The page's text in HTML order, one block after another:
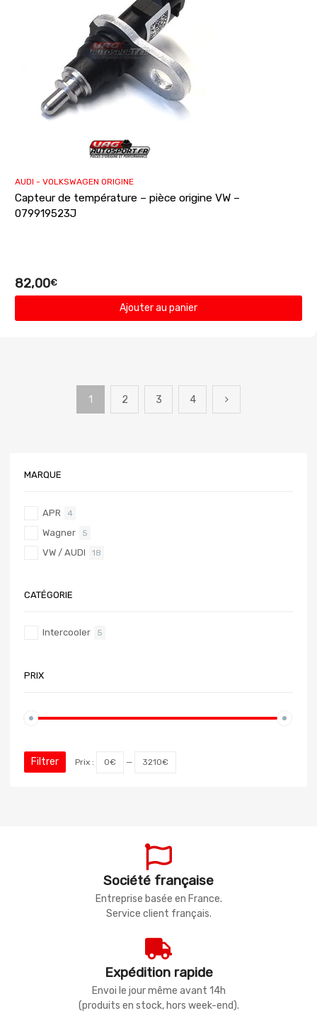
AUDI - VOLKSWAGEN ORIGINE
Capteur de température – pièce origine VW –
079919523J
82,00€
Ajouter au panier
1 2 3 4
MARQUE
APR 4
Wagner 5
VW / AUDI 18
CATÉGORIE
Intercooler 5
PRIX
Filtrer Prix : 0€ — 3210€
Société française
Entreprise basée en France.
Service client français.
Expédition rapide
Envoi le jour même avant 14h
(produits en stock, hors week-end).